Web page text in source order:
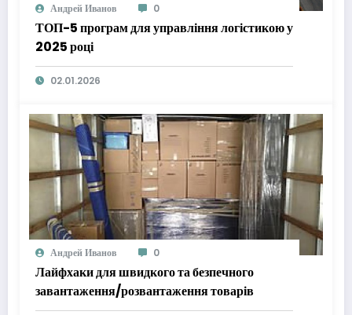
Андрей Иванов 0
ТОП-5 програм для управління логістикою у
2025 році
02.01.2026
Андрей Иванов 0
Лайфхаки для швидкого та безпечного
завантаження/розвантаження товарів